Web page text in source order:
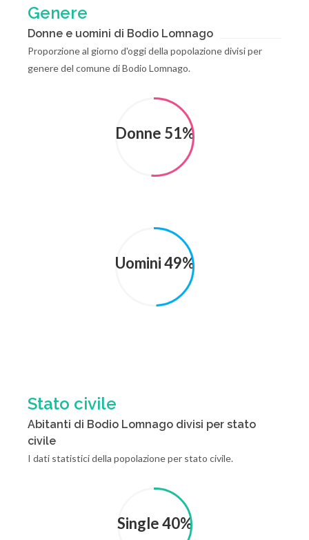
Genere
Donne e uomini di Bodio Lomnago
Proporzione al giorno d'oggi della popolazione divisi per
genere del comune di Bodio Lomnago.
Donne 51%
Uomini 49%
Stato civile
Abitanti di Bodio Lomnago divisi per stato
civile
I dati statistici della popolazione per stato civile.
Single 40%